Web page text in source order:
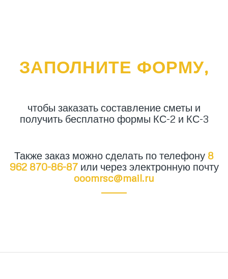
ЗАПОЛНИТЕ ФОРМУ,
чтобы заказать составление сметы и
получить бесплатно формы КС-2 и КС-3
Также заказ можно сделать по телефону 8
962 870-86-87или через электронную почту
ooomrsc@mail.ru